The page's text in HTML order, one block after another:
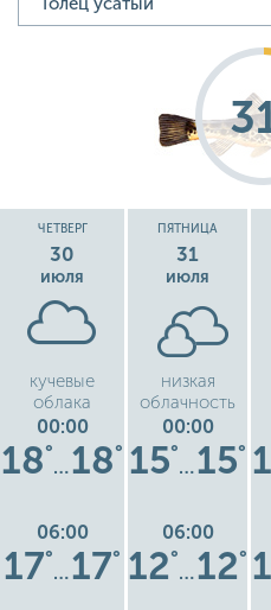
ЧЕТВЕРГ
30
июля
кучевые
облака
00:00
18°
…18°
06:00
17°
…17°
ПЯТНИЦА
31
июля
низкая
облачность
00:00
15°
…15°
06:00
12°
…12°